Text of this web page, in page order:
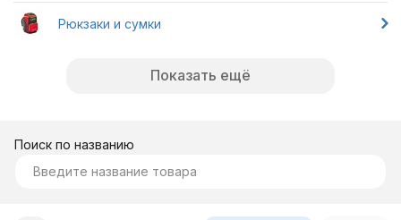
Рюкзаки и сумки
Показать ещё
Поиск по названию